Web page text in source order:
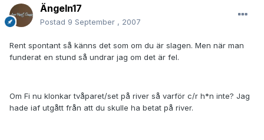
Ängeln17
Postad 9 September , 2007
Rent spontant så känns det som om du är slagen. Men när man
funderat en stund så undrar jag om det är fel.
Om Fi nu klonkar tvåparet/set på river så varför c/r h*n inte? Jag
hade iaf utgått från att du skulle ha betat på river.